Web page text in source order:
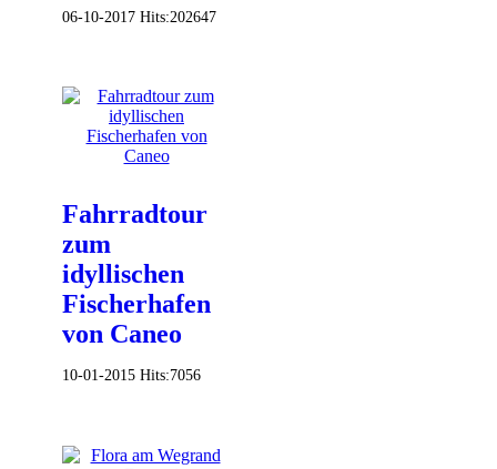
06-10-2017 Hits:202647
Fahrradtour
zum
idyllischen
Fischerhafen
von Caneo
10-01-2015 Hits:7056